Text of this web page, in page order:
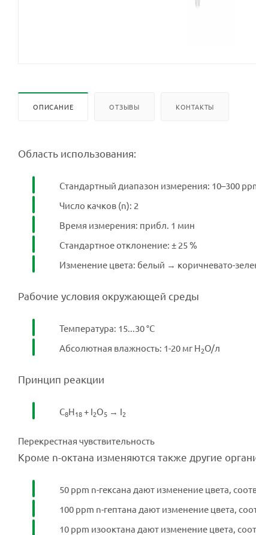
ОПИСАНИЕ ОТЗЫВЫ КОНТАКТЫ
Область использования:
Стандартный диапазон измерения: 10–300
Число качков (n): 2
Время измерения: прибл. 1 мин
Стандартное отклонение: ± 25 %
Изменение цвета: белый → коричневато-
Рабочие условия окружающей среды
Температура: 15...30 °C
Абсолютная влажность: 1-20 мг H2O/л
Принцип реакции
C8H18+ I2O5 → I2
Перекрестная чувствительность
Кроме n-октана изменяются также другие
50 ppm n-гексана дают изменение цвета,
100 ppm n-гептана дают изменение цвета,
10 ppm изооктана дают изменение цвета,